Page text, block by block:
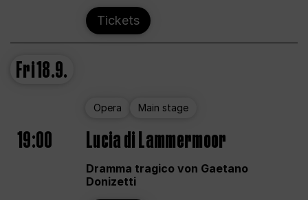
Tickets
Fri18.9.
Opera Main stage
19:00 Lucia di Lammermoor
Dramma tragico von Gaetano
Donizetti